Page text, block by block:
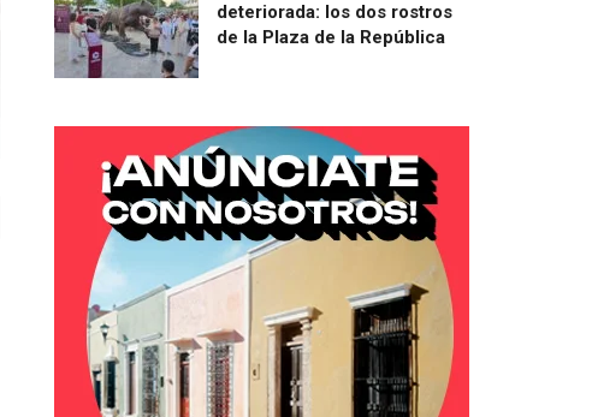
deteriorada: los dos rostros
de la Plaza de la República